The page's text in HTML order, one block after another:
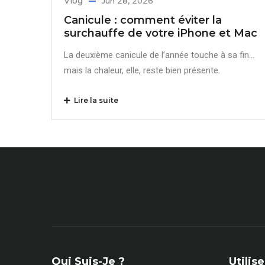
Canicule : comment éviter la
surchauffe de votre iPhone et Mac
La deuxième canicule de l’année touche à sa fin…
mais la chaleur, elle, reste bien présente.
Lire la suite
Qui Suis-Je ?